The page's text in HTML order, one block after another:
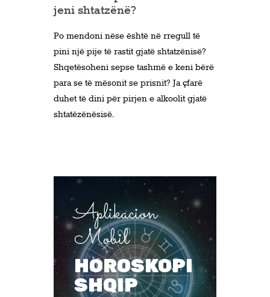
jeni shtatzënë?
Po mendoni nëse është në rregull të
pini një pije të rastit gjatë shtatzënisë?
Shqetësoheni sepse tashmë e keni bërë
para se të mësonit se prisnit? Ja çfarë
duhet të dini për pirjen e alkoolit gjatë
shtatëzënësisë.
Aplikacion
Mobil
HOROSKOPI
SHQIP